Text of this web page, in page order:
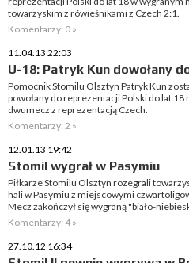
towarzyskim z rówieśnikami z Czech 2:1.
Komentarzy: 0 »
11.04.13 22:03
U-18: Patryk Kun dowołany
Pomocnik Stomilu Olsztyn Patryk Kun
powołany do reprezentacji Polski do lat 18
dwumecz z reprezentacją Czech.
Komentarzy: 2 »
12.01.13 19:42
Stomil wygrał w Pasymiu
Piłkarze Stomilu Olsztyn rozegrali
hali w Pasymiu z miejscowymi
Mecz zakończył się wygraną "biało-
Komentarzy: 4 »
27.10.12 16:34